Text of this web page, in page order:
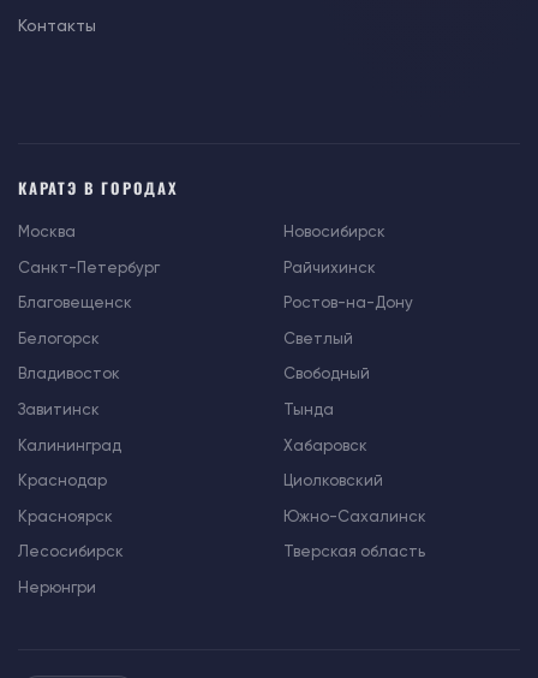
Контакты
КАРАТЭ В ГОРОДАХ
Москва
Санкт-Петербург
Благовещенск
Белогорск
Владивосток
Завитинск
Калининград
Краснодар
Красноярск
Лесосибирск
Нерюнгри
Новосибирск
Райчихинск
Ростов-на-Дону
Светлый
Свободный
Тында
Хабаровск
Циолковский
Южно-Сахалинск
Тверская область